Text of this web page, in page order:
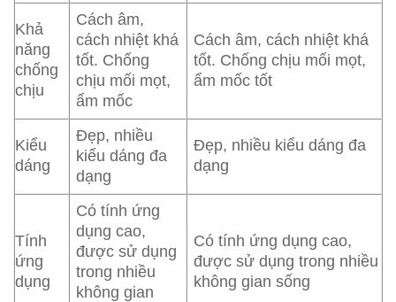
Khả
năng
chống
chịu
Cách âm,
cách nhiệt khá
tốt. Chống
chịu mối mọt,
ẩm mốc
Cách âm, cách nhiệt khá
tốt. Chống chịu mối mọt,
ẩm mốc tốt
Kiểu
dáng
Đẹp, nhiều
kiểu dáng đa
dạng
Đẹp, nhiều kiểu dáng đa
dạng
Tính
ứng
dụng
Có tính ứng
dụng cao,
được sử dụng
trong nhiều
không gian
Có tính ứng dụng cao,
được sử dụng trong nhiều
không gian sống